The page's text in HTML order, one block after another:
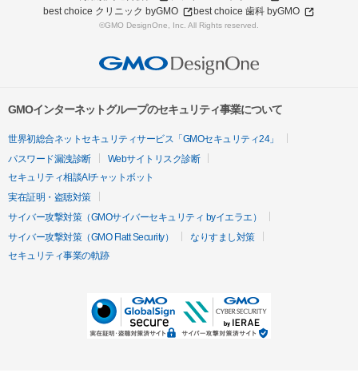
best choice クリニック byGMO
best choice 歯科 byGMO
©GMO DesignOne, Inc. All Rights reserved.
GMOインターネットグループのセキュリティ事業について
世界初総合ネットセキュリティサービス「GMOセキュリティ24」
パスワード漏洩診断
Webサイトリスク診断
セキュリティ相談AIチャットボット
実在証明・盗聴対策
サイバー攻撃対策（GMOサイバーセキュリティ byイエラエ）
サイバー攻撃対策（GMO Flatt Security）
なりすまし対策
セキュリティ事業の軌跡